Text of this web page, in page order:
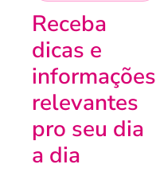
Receba
dicas e
informações
relevantes
pro seu dia
a dia